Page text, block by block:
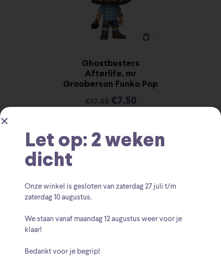
Ghostbusters
Afterlife, mr
Grooberson Funko Pop
€17.95 €7.50
Let op: 2 weken
dicht
Onze winkel is gesloten van zaterdag27 juli t/m
zaterdag 10 augustus.
We staan vanaf maandag 12 augustus weer voor je
klaar!
Bedankt voor je begrip!